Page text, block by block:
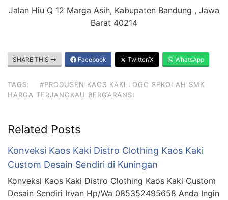
Jalan Hiu Q 12 Marga Asih, Kabupaten Bandung , Jawa
Barat 40214
SHARE THIS Facebook Twitter/X WhatsApp
TAGS:
#PRODUSEN KAOS KAKI LOGO SEKOLAH SMK
HARGA TERJANGKAU BERGARANSI
Related Posts
Konveksi Kaos Kaki Distro Clothing Kaos Kaki
Custom Desain Sendiri di Kuningan
Konveksi Kaos Kaki Distro Clothing Kaos Kaki Custom
Desain Sendiri Irvan Hp/Wa 085352495658 Anda Ingin